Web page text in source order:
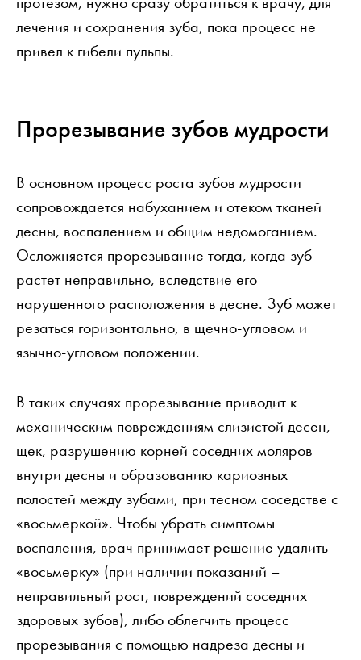
лечения и сохранения зуба, пока процесс не
привел к гибели пульпы.
Прорезывание зубов мудрости
В основном процесс роста зубов мудрости
сопровождается набуханием и отеком тканей
десны, воспалением и общим недомоганием.
Осложняется прорезывание тогда, когда зуб
растет неправильно, вследствие его
нарушенного расположения в десне. Зуб может
резаться горизонтально, в щечно-угловом и
язычно-угловом положении.
В таких случаях прорезывание приводит к
механическим повреждениям слизистой десен,
щек, разрушению корней соседних моляров
внутри десны и образованию кариозных
полостей между зубами, при тесном соседстве с
«восьмеркой». Чтобы убрать симптомы
воспаления, врач принимает решение удалить
«восьмерку» (при наличии показаний –
неправильный рост, повреждений соседних
здоровых зубов), либо облегчить процесс
прорезывания с помощью надреза десны и